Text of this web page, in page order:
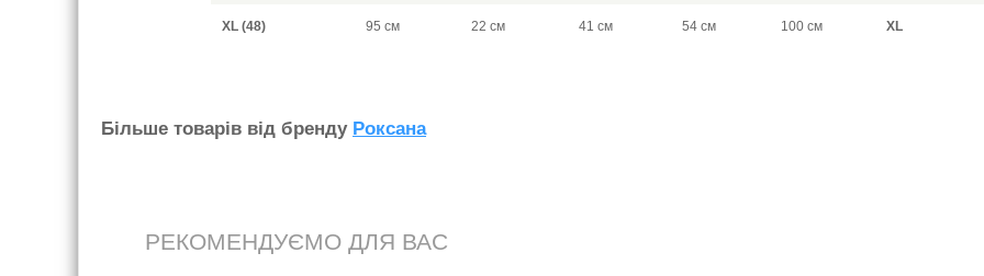
XL (48) 95 см 22 см 41 см 54 см 100 см XL
Бiльше товарiв вiд бренду Роксана
РЕКОМЕНДУЄМО ДЛЯ ВАС